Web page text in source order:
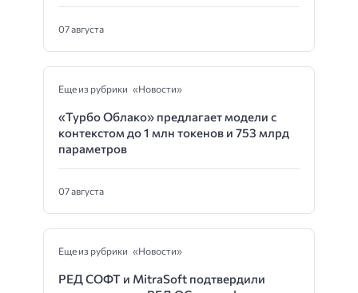
07 августа
Еще из рубрики «Новости»
«Турбо Облако» предлагает модели с
контекстом до 1 млн токенов и 753 млрд
параметров
07 августа
Еще из рубрики «Новости»
РЕД СОФТ и MitraSoft подтвердили